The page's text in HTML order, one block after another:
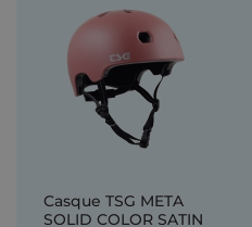
Casque TSG META
SOLID COLOR SATIN